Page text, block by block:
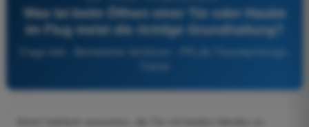
Was ist beim Öffnen einer Tür oder Haube
im Flug meist die richtige Grundhaltung?
Frage 646 - Betriebliche Verfahren - PPL(A) Theorieprüfungs-